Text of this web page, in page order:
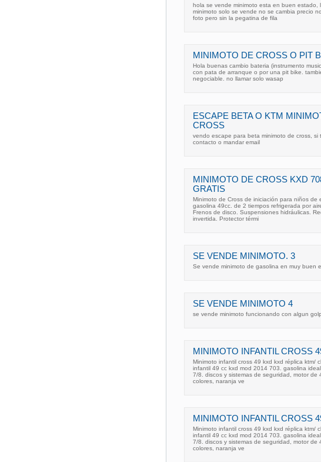
hola se vende minimoto esta en buen estado,
minimoto solo se vende no se cambia precio
foto pero sin la pegatina de fila
MINIMOTO DE CROSS O PIT
Hola buenas cambio bateria (instrumento
con pata de arranque o por una pit bike.
negociable. no llamar solo wasap
ESCAPE BETA O KTM
CROSS
vendo escape para beta minimoto de cross, si
contacto o mandar email
MINIMOTO DE CROSS KXD
GRATIS
Minimoto de Cross de iniciación para niños de
gasolina 49cc. de 2 tiempos refrigerada por
Frenos de disco. Suspensiones hidráulicas.
invertida. Protector térmi
SE VENDE MINIMOTO. 3
Se vende minimoto de gasolina en muy buen
SE VENDE MINIMOTO 4
se vende minimoto funcionando con algun
MINIMOTO INFANTIL CROSS
Minimoto infantil cross 49 kxd kxd réplica ktm/
infantil 49 cc kxd mod 2014 703. gasolina
7/8. discos y sistemas de seguridad, motor de
colores, naranja ve
MINIMOTO INFANTIL CROSS
Minimoto infantil cross 49 kxd kxd réplica ktm/
infantil 49 cc kxd mod 2014 703. gasolina
7/8. discos y sistemas de seguridad, motor de
colores, naranja ve